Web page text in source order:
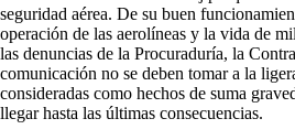
seguridad aérea. De su buen
operación de las aerolíneas y la vida de
las denuncias de la Procuraduría, la
comunicación no se deben tomar a la
consideradas como hechos de suma
llegar hasta las últimas consecuencias.